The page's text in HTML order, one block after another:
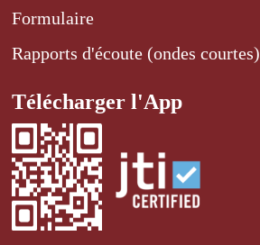
Formulaire
Rapports d'écoute (ondes courtes)
Télécharger l'App